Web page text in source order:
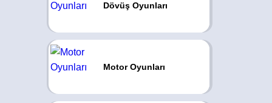
Dövüş Oyunları
Motor Oyunları